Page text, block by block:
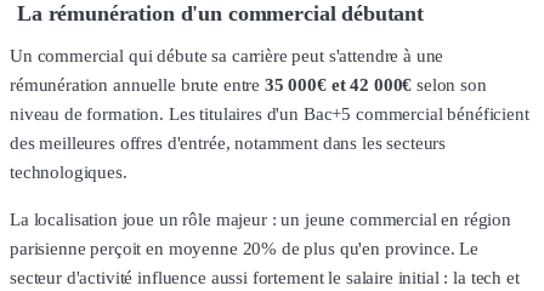
La rémunération d'un commercial débutant
Un commercial qui débute sa carrière peut s'attendre à une
rémunération annuelle brute entre 35 000€ et 42 000€ selon son
niveau de formation. Les titulaires d'un Bac+5 commercial bénéficient
des meilleures offres d'entrée, notamment dans les secteurs
technologiques.
La localisation joue un rôle majeur : un jeune commercial en région
parisienne perçoit en moyenne 20% de plus qu'en province. Le
secteur d'activité influence aussi fortement le salaire initial : la tech et